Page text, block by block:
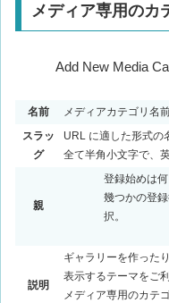
メディア専用のカ
Add New Media
名前
メディアカテゴリ名
スラッ
グ
URL に適した形式の
全て半角小文字で、
親
登録始めは
幾つかの登
択。
説明
ギャラリーを作った
表示するテーマをご
メディア専用のカテ